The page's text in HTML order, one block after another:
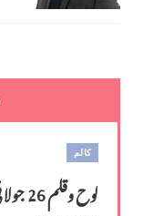
کالم
لوح وقلم 26 جولائی 2026